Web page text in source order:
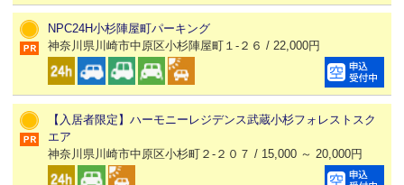
NPC24H小杉陣屋町パーキング
神奈川県川崎市中原区小杉陣屋町１-２６ / 22,000円
【入居者限定】ハーモニーレジデンス武蔵小杉フォレストスク
エア
神奈川県川崎市中原区小杉町２-２０７ / 15,000 ～ 20,000円